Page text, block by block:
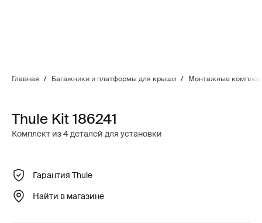
Главная / Багажники и платформы для крыши / Монтажные
Thule Kit 186241
Комплект из 4 деталей для установки
Гарантия Thule
Найти в магазине